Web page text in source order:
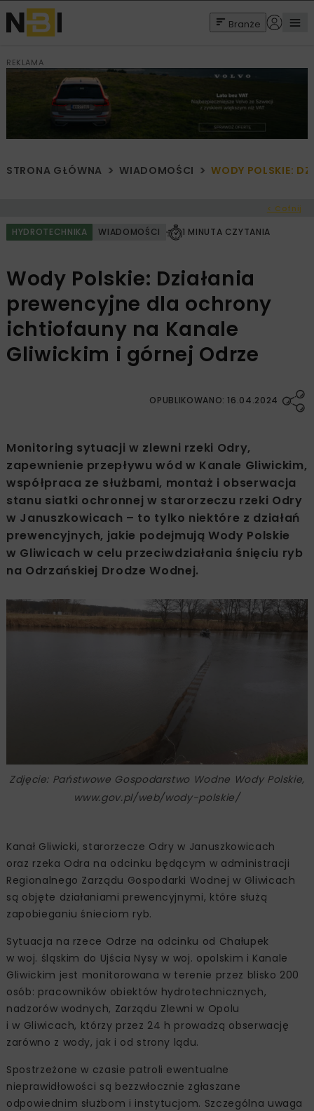
Branże
REKLAMA
STRONA GŁÓWNA WIADOMOŚCI WODY POLSKIE:
< Cofnij
HYDROTECHNIKA WIADOMOŚCI 1 MINUTA CZYTANIA
Wody Polskie: Działania
prewencyjne dla ochrony
ichtiofauny na Kanale
Gliwickim i górnej Odrze
OPUBLIKOWANO: 16.04.2024
Monitoring sytuacji w zlewni rzeki Odry,
zapewnienie przepływu wód w Kanale Gliwickim,
współpraca ze służbami, montaż i obserwacja
stanu siatki ochronnej w starorzeczu rzeki Odry
w Januszkowicach – to tylko niektóre z działań
prewencyjnych, jakie podejmują Wody Polskie
w Gliwicach w celu przeciwdziałania śnięciu ryb
na Odrzańskiej Drodze Wodnej.
Zdjęcie: Państwowe Gospodarstwo Wodne Wody Polskie,
www.gov.pl/web/wody-polskie/
Kanał Gliwicki, starorzecze Odry w Januszkowicach
oraz rzeka Odra na odcinku będącym w administracji
Regionalnego Zarządu Gospodarki Wodnej w Gliwicach
są objęte działaniami prewencyjnymi, które służą
zapobieganiu śnieciom ryb.
Sytuacja na rzece Odrze na odcinku od Chałupek
w woj. śląskim do Ujścia Nysy w woj. opolskim i Kanale
Gliwickim jest monitorowana w terenie przez blisko 200
osób: pracowników obiektów hydrotechnicznych,
nadzorów wodnych, Zarządu Zlewni w Opolu
i w Gliwicach, którzy przez 24 h prowadzą obserwację
zarówno z wody, jak i od strony lądu.
Spostrzeżone w czasie patroli ewentualne
nieprawidłowości są bezzwłocznie zgłaszane
odpowiednim służbom i instytucjom. Szczególna uwaga